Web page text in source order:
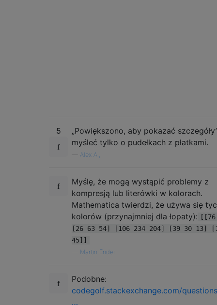
5
„Powiększono, aby pokazać
myśleć tylko o pudełkach z płatkami.
Alex A.,
Myślę, że mogą wystąpić problemy z
kompresją lub literówki w kolorach.
Mathematica twierdzi, że używa się
kolorów (przynajmniej dla łopaty):
[26 63 54] [106 234 204] [39 30 13]
45]]
Martin Ender
Podobne:
codegolf.stackexchange.com/
…